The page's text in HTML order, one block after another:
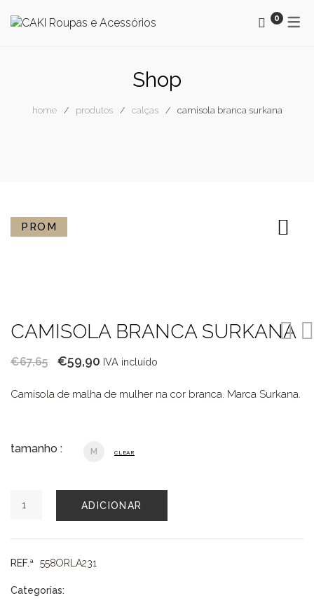
SURKANA
NEWSLETTER
0
Shop
home produtos calças camisola branca surkana
PROM
CAMISOLA BRANCA SURKANA
€67,65
O
original
€59,90 O
atual
IVA incluído
Camisola de malha de mulher na cor branca. Marca Surkana.
tamanho : M CLEAR
de
BRANCA
SURKANA
ADICIONAR
REF.ª 558ORLA231
Categorias: